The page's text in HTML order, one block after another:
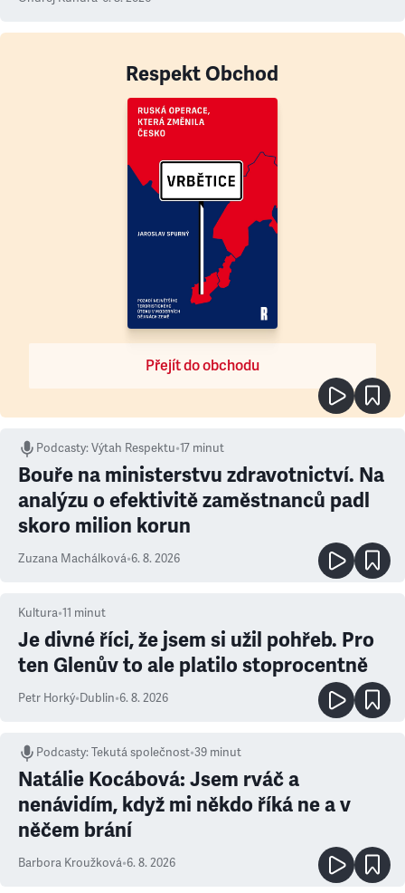
Respekt Obchod
Přejít do obchodu
Podcasty:Výtah Respektu•17 minut
Bouře na ministerstvu zdravotnictví. Na
analýzu o efektivitě zaměstnanců padl
skoro milion korun
Zuzana Machálková•6. 8. 2026
Kultura•11 minut
Je divné říci, že jsem si užil pohřeb. Pro
ten Glenův to ale platilo stoprocentně
Petr Horký•Dublin•6. 8. 2026
Podcasty:Tekutá společnost•39 minut
Natálie Kocábová: Jsem rváč a
nenávidím, když mi někdo říká ne a v
něčem brání
Barbora Kroužková•6. 8. 2026